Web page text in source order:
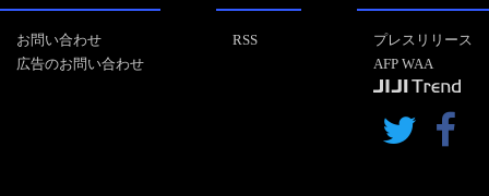
お問い合わせ
広告のお問い合わせ
RSS
プレスリリース
AFP WAA